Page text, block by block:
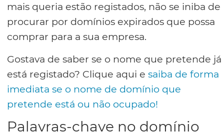
mais queria estão registados, não se iniba de
procurar por domínios expirados que possa
comprar para a sua empresa.
Gostava de saber se o nome que pretende já
está registado? Clique aqui e saiba de forma
imediata se o nome de domínio que
pretende está ou não ocupado!
Palavras-chave no domínio